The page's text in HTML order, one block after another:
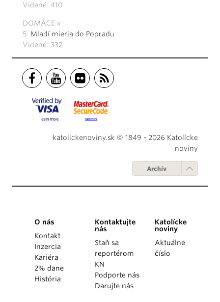
Videné: 410
DOMÁCE
Mladí mieria do Popradu
Videné: 332
katolickenoviny.sk © 1849 - 2026 Katolícke
noviny
Archív
O nás
Kontakt
Inzercia
Kariéra
2% dane
História
Kontaktujte
nás
Staň sa
reportérom
KN
Podporte nás
Darujte nás
Katolícke
noviny
Aktuálne
číslo